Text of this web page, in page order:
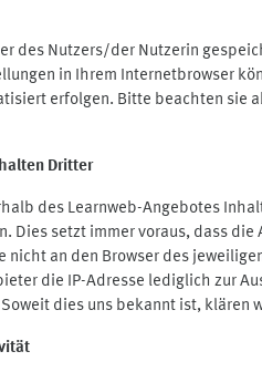
des Nutzers/der Nutzerin
in Ihrem Internetbrowser
erfolgen. Bitte beachten sie
Dritter
des Learnweb-Angebotes
Dies setzt immer voraus, dass
nicht an den Browser des
die IP-Adresse lediglich zur
dies uns bekannt ist, klären